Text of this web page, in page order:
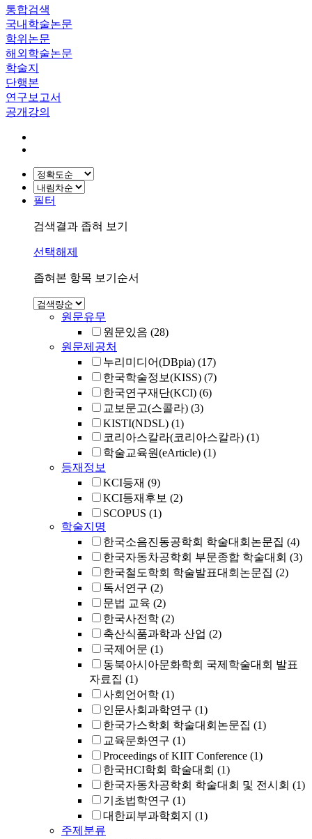
통합검색
국내학술논문
학위논문
해외학술논문
학술지
단행본
연구보고서
공개강의
필터
검색결과 좁혀 보기
선택해제
좁혀본 항목 보기순서
원문유무
원문있음 (28)
원문제공처
누리미디어(DBpia) (17)
한국학술정보(KISS) (7)
한국연구재단(KCI) (6)
교보문고(스콜라) (3)
KISTI(NDSL) (1)
코리아스칼라(코리아스칼라) (1)
학술교육원(eArticle) (1)
등재정보
KCI등재 (9)
KCI등재후보 (2)
SCOPUS (1)
학술지명
한국소음진동공학회 학술대회논문집 (4)
한국자동차공학회 부문종합 학술대회 (3)
한국철도학회 학술발표대회논문집 (2)
독서연구 (2)
문법 교육 (2)
한국사전학 (2)
축산식품과학과 산업 (2)
국제어문 (1)
동북아시아문화학회 국제학술대회 발표
자료집 (1)
사회언어학 (1)
인문사회과학연구 (1)
한국가스학회 학술대회논문집 (1)
교육문화연구 (1)
Proceedings of KIIT Conference (1)
한국HCI학회 학술대회 (1)
한국자동차공학회 학술대회 및 전시회 (1)
기초법학연구 (1)
대한피부과학회지 (1)
주제분류